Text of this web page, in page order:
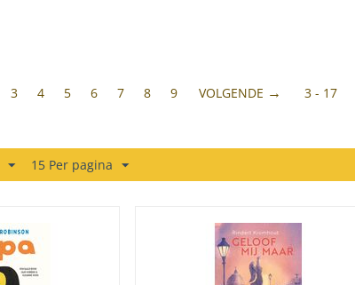
3 4 5 6 7 8 9 VOLGENDE 3 - 17
15 Per pagina